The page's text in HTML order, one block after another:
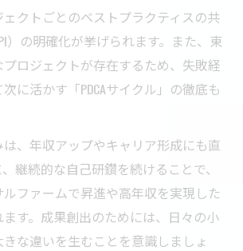
クトごとのベストプラクティスの共
）の明確化が挙げられます。また、東
ロジェクトが存在するため、失敗経
に活かす「PDCAサイクル」の徹底も
、年収アップやキャリア形成にも直
継続的な自己研鑽を続けることで、
ファームで昇進や高年収を実現した
す。成果創出のためには、日々の小
な違いを生むことを意識しましょ